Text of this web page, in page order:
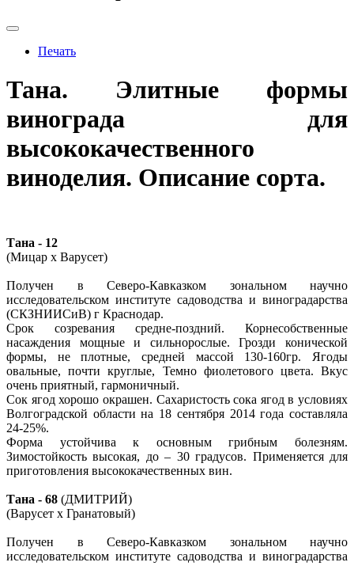
Печать
Тана. Элитные формы
винограда для
высококачественного
виноделия. Описание сорта.
Тана - 12
(Мицар х Варусет)
Получен в Северо-Кавказком зональном научно
исследовательском институте садоводства и виноградарства
(СКЗНИИСиВ) г Краснодар.
Срок созревания средне-поздний. Корнесобственные
насаждения мощные и сильнорослые. Грозди конической
формы, не плотные, средней массой 130-160гр. Ягоды
овальные, почти круглые, Темно фиолетового цвета. Вкус
очень приятный, гармоничный.
Сок ягод хорошо окрашен. Сахаристость сока ягод в условиях
Волгоградской области на 18 сентября 2014 года составляла
24-25%.
Форма устойчива к основным грибным болезням.
Зимостойкость высокая, до – 30 градусов. Применяется для
приготовления высококачественных вин.
Тана - 68 (ДМИТРИЙ)
(Варусет х Гранатовый)
Получен в Северо-Кавказком зональном научно
исследовательском институте садоводства и виноградарства